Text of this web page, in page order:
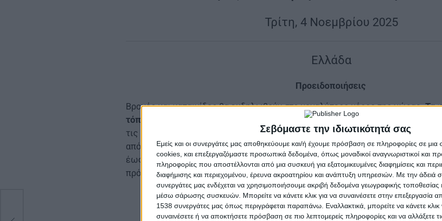
Σεβόμαστε την ιδιωτικότητά σας
Εμείς και οι συνεργάτες μας αποθηκεύουμε και/ή έχουμε πρόσβαση σε πληροφορίες σε
cookies, και επεξεργαζόμαστε προσωπικά δεδομένα, όπως μοναδικοί αναγνωριστικοί και
πληροφορίες που αποστέλλονται από μια συσκευή για εξατομικευμένες διαφημίσεις και
διαφήμισης και περιεχομένου, έρευνα ακροατηρίου και ανάπτυξη υπηρεσιών. Με την άδειά
συνεργάτες μας ενδέχεται να χρησιμοποιήσουμε ακριβή δεδομένα γεωγραφικής τοποθεσίας
μέσω σάρωσης συσκευών. Μπορείτε να κάνετε κλικ για να συναινέσετε στην επεξεργασία
1538 συνεργάτες μας όπως περιγράφεται παραπάνω. Εναλλακτικά, μπορείτε να κάνετε κλικ
συναινέσετε ή να αποκτήσετε πρόσβαση σε πιο λεπτομερείς πληροφορίες και να αλλάξετε
Τρίτη, 4 Νοεμβρίου 2025
Ελλάδα
Προειδοποιήσεις
Βροχές και καταιγίδες θα εκδηλωθούν στο μεγαλύτερο μέρος της χώρας.Τα
τόπους ισχυρά
α. Στη Χαλκιδική και το βόρειο Αιγαίο (κυρίως περιοχή
τις βραδινές ώρες.
β. Στις Σποράδες και την ανατολική Θεσσαλία (κυρίως
απόγευμα. γ. Στην ανατολική Στερεά (συμπεριλαμβανομένης της Αττικής) από
έως και τις βραδινές ώρες.δ. Στο νότιο Ιόνιο, τη δυτική Πελοπόννησο και
πρόσκαιρα το απόγευμα.
| Γενικά χαρακτηριστικά|